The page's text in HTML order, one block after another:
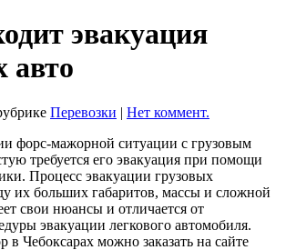
эвакуация
авто
Перевозки | Нет коммент.
форс-мажорной ситуации с грузовым
требуется его эвакуация при помощи
Процесс эвакуации грузовых
их больших габаритов, массы и сложной
свои нюансы и отличается от
эвакуации легкового автомобиля.
в Чебоксарах можно заказать на сайте